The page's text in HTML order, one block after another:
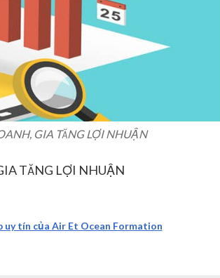
GIA TĂNG LỢI NHUẬN
TĂNG LỢI NHUẬN
uy tín của Air Et Ocean Formation